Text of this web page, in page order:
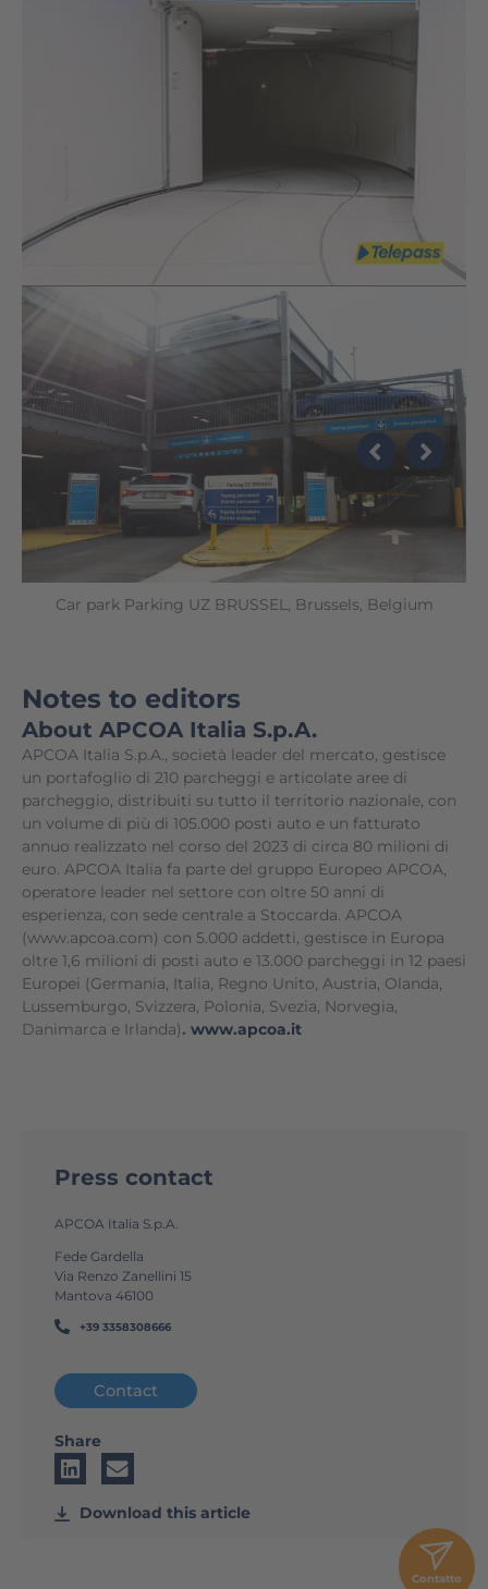
Car park Parking UZ BRUSSEL, Brussels, Belgium
Notes to editors
About APCOA Italia S.p.A.
APCOA Italia S.p.A., società leader del mercato, gestisce
un portafoglio di 210 parcheggi e articolate aree di
parcheggio, distribuiti su tutto il territorio nazionale, con
un volume di più di 105.000 posti auto e un fatturato
annuo realizzato nel corso del 2023 di circa 80 milioni di
euro. APCOA Italia fa parte del gruppo Europeo APCOA,
operatore leader nel settore con oltre 50 anni di
esperienza, con sede centrale a Stoccarda. APCOA
(www.apcoa.com) con 5.000 addetti, gestisce in Europa
oltre 1,6 milioni di posti auto e 13.000 parcheggi in 12 paesi
Europei (Germania, Italia, Regno Unito, Austria, Olanda,
Lussemburgo, Svizzera, Polonia, Svezia, Norvegia,
Danimarca e Irlanda). www.apcoa.it
Press contact
APCOA Italia S.p.A.
Fede Gardella
Via Renzo Zanellini 15
Mantova 46100
+39 3358308666
Contact
Share
Download this article
Contatto